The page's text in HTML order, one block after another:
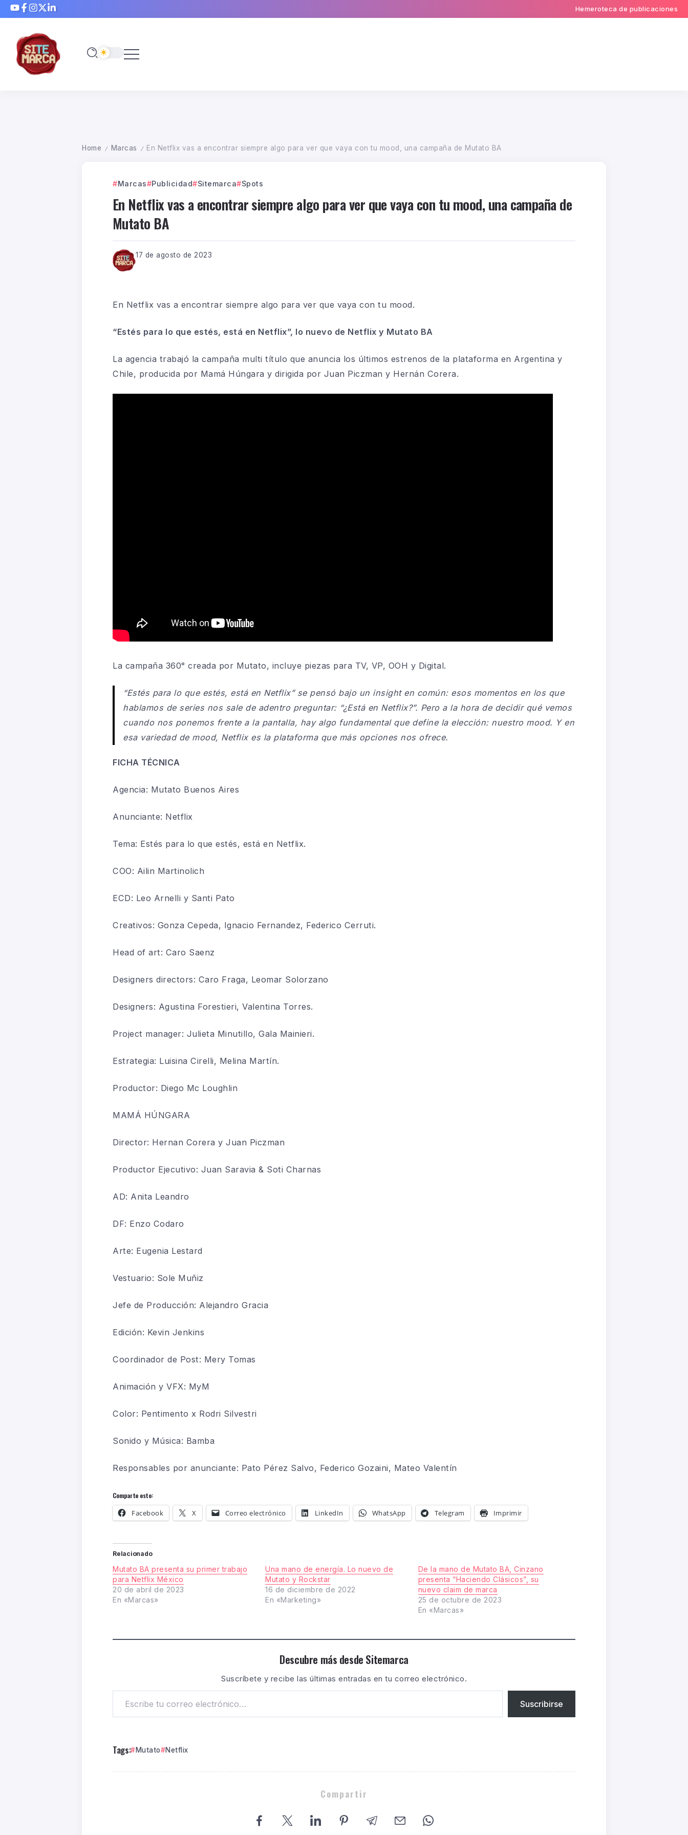
Hemeroteca de publicaciones
Home / Marcas / En Netflix vas a encontrar siempre algo para ver que vaya con tu mood, una campaña de Mutato BA
Marcas Publicidad Sitemarca Spots
En Netflix vas a encontrar siempre algo para ver que vaya con tu mood, una campaña de
Mutato BA
17 de agosto de 2023
En Netflix vas a encontrar siempre algo para ver que vaya con tu mood.
“Estés para lo que estés, está en Netflix”, lo nuevo de Netflix y Mutato BA
La agencia trabajó la campaña multi título que anuncia los últimos estrenos de la plataforma en Argentina y
Chile, producida por Mamá Húngara y dirigida por Juan Piczman y Hernán Corera.
La campaña 360° creada por Mutato, incluye piezas para TV, VP, OOH y Digital.
“Estés para lo que estés, está en Netflix” se pensó bajo un insighten común: esos momentos en los que
hablamos de series nos sale de adentro preguntar:“¿Está en Netflix?”. Pero a la hora de decidir qué vemos
cuando nos ponemos frente a la pantalla, hay algo fundamental que define la elección: nuestro mood. Y en
esa variedad de mood, Netflix es la plataforma que más opciones nos ofrece.
FICHA TÉCNICA
Agencia: Mutato Buenos Aires
Anunciante: Netflix
Tema: Estés para lo que estés, está en Netflix.
COO: Ailin Martinolich
ECD: Leo Arnelli y Santi Pato
Creativos: Gonza Cepeda, Ignacio Fernandez, Federico Cerruti.
Head of art: Caro Saenz
Designers directors: Caro Fraga, Leomar Solorzano
Designers: Agustina Forestieri, Valentina Torres.
Project manager: Julieta Minutillo, Gala Mainieri.
Estrategia: Luisina Cirelli, Melina Martín.
Productor: Diego Mc Loughlin
MAMÁ HÚNGARA
Director: Hernan Corera y Juan Piczman
Productor Ejecutivo: Juan Saravia & Soti Charnas
AD: Anita Leandro
DF: Enzo Codaro
Arte: Eugenia Lestard
Vestuario: Sole Muñiz
Jefe de Producción: Alejandro Gracia
Edición: Kevin Jenkins
Coordinador de Post: Mery Tomas
Animación y VFX: MyM
Color: Pentimento x Rodri Silvestri
Sonido y Música: Bamba
Responsables por anunciante: Pato Pérez Salvo, Federico Gozaini, Mateo Valentín
Comparte esto:
Facebook X Correo electrónico LinkedIn WhatsApp Telegram Imprimir
Relacionado
Mutato BA presenta su primer trabajo
para Netflix México
20 de abril de 2023
En «Marcas»
Una mano de energía. Lo nuevo de
Mutato y Rockstar
16 de diciembre de 2022
En «Marketing»
De la mano de Mutato BA, Cinzano
presenta “Haciendo Clásicos”, su
nuevo claim de marca
25 de octubre de 2023
En «Marcas»
Descubre más desde Sitemarca
Suscríbete y recibe las últimas entradas en tu correo electrónico.
Suscribirse
Tags: Mutato Netflix
Compartir